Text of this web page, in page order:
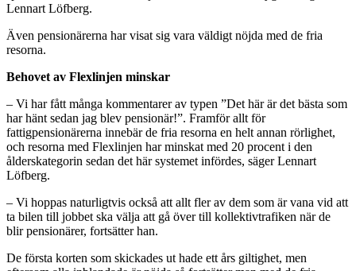
Lennart Löfberg.
Även pensionärerna har visat sig vara väldigt nöjda med de fria
resorna.
Behovet av Flexlinjen minskar
– Vi har fått många kommentarer av typen ”Det här är det bästa som
har hänt sedan jag blev pensionär!”. Framför allt för
fattigpensionärerna innebär de fria resorna en helt annan rörlighet,
och resorna med Flexlinjen har minskat med 20 procent i den
ålderskategorin sedan det här systemet infördes, säger Lennart
Löfberg.
– Vi hoppas naturligtvis också att allt fler av dem som är vana vid att
ta bilen till jobbet ska välja att gå över till kollektivtrafiken när de
blir pensionärer, fortsätter han.
De första korten som skickades ut hade ett års giltighet, men